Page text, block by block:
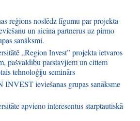
reģions noslēdz līgumu par projekta
un aicina partnerus uz pirmo
sanāksmi.
„Region Invest” projekta ietvaros
pašvaldību pārstāvjiem un citiem
tehnoloģiju seminārs
INVEST ieviešanas grupas sanāksme
apvieno interesentus starptautiskā